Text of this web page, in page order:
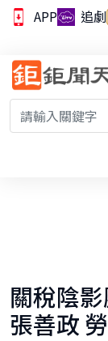
APP 追劇
關稅陰
張善政